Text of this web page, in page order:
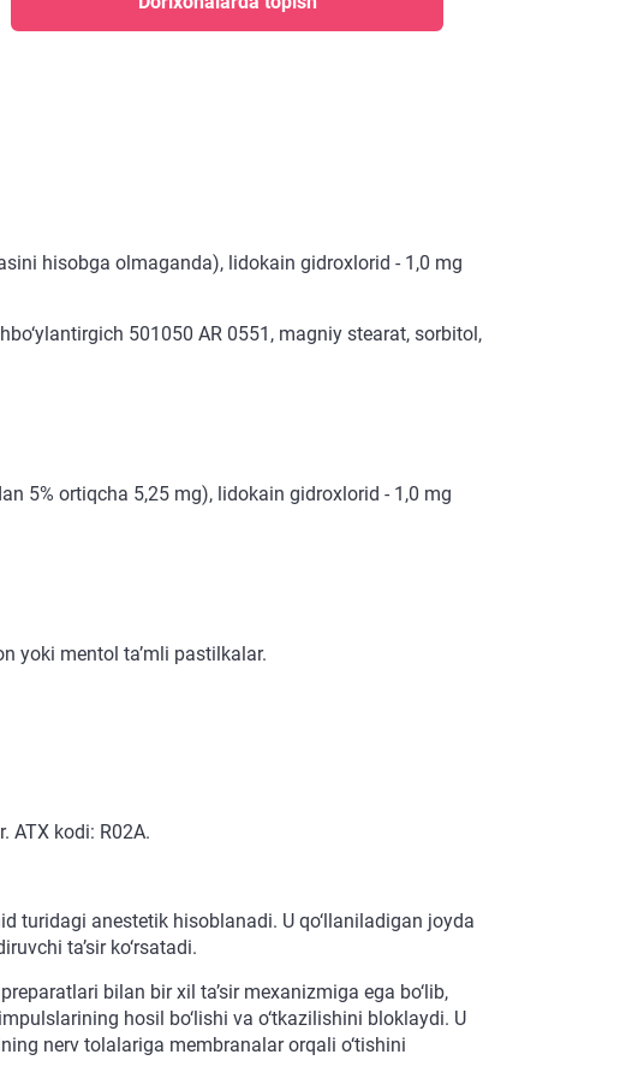
hisobga olmaganda), lidokain gidroxlorid - 1,0 mg
501050 AR 0551, magniy stearat, sorbitol,
5% ortiqcha 5,25 mg), lidokain gidroxlorid - 1,0 mg
yoki mentol ta’mli pastilkalar.
ATX kodi: R02A.
turidagi anestetik hisoblanadi. U qo‘llaniladigan joyda
ta’sir ko‘rsatadi.
bilan bir xil ta’sir mexanizmiga ega bo‘lib,
hosil bo‘lishi va o‘tkazilishini bloklaydi. U
nerv tolalariga membranalar orqali o‘tishini